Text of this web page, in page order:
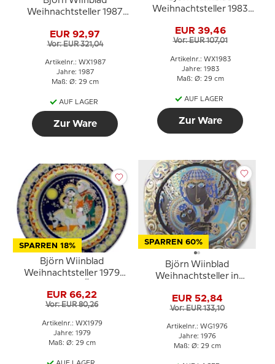
Weihnachtsteller 1987
EUR 92,97
Vor: EUR 321,04
Artikelnr.: WX1987
Jahre: 1987
Maß: Ø: 29 cm
AUF LAGER
Zur Ware
Weihnachtsteller 1983
EUR 39,46
Vor: EUR 107,01
Artikelnr.: WX1983
Jahre: 1983
Maß: Ø: 29 cm
AUF LAGER
Zur Ware
SPARREN 18%
Björn Wiinblad
Weihnachtsteller 1979
EUR 66,22
Vor: EUR 80,26
Artikelnr.: WX1979
Jahre: 1979
Maß: Ø: 29 cm
SPARREN 60%
Björn Wiinblad
Weihnachtsteller in
Jesuskind
EUR 52,84
Vor: EUR 133,10
Artikelnr.: WG1976
Jahre: 1976
Maß: Ø: 29 cm